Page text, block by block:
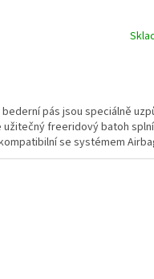
pás jsou speciálně
užitečný freeridový batoh
se systémem